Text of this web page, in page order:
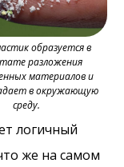
образуется в
разложения
материалов и
в окружающую
среду.
логичный
же на самом